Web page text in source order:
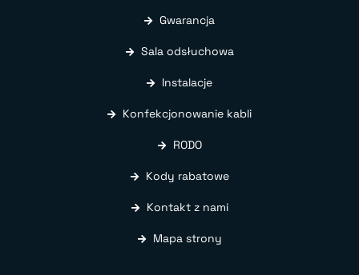
Gwarancja
Sala odsłuchowa
Instalacje
Konfekcjonowanie kabli
RODO
Kody rabatowe
Kontakt z nami
Mapa strony